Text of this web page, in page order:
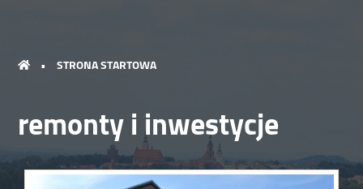
• STRONA STARTOWA
remonty i inwestycje